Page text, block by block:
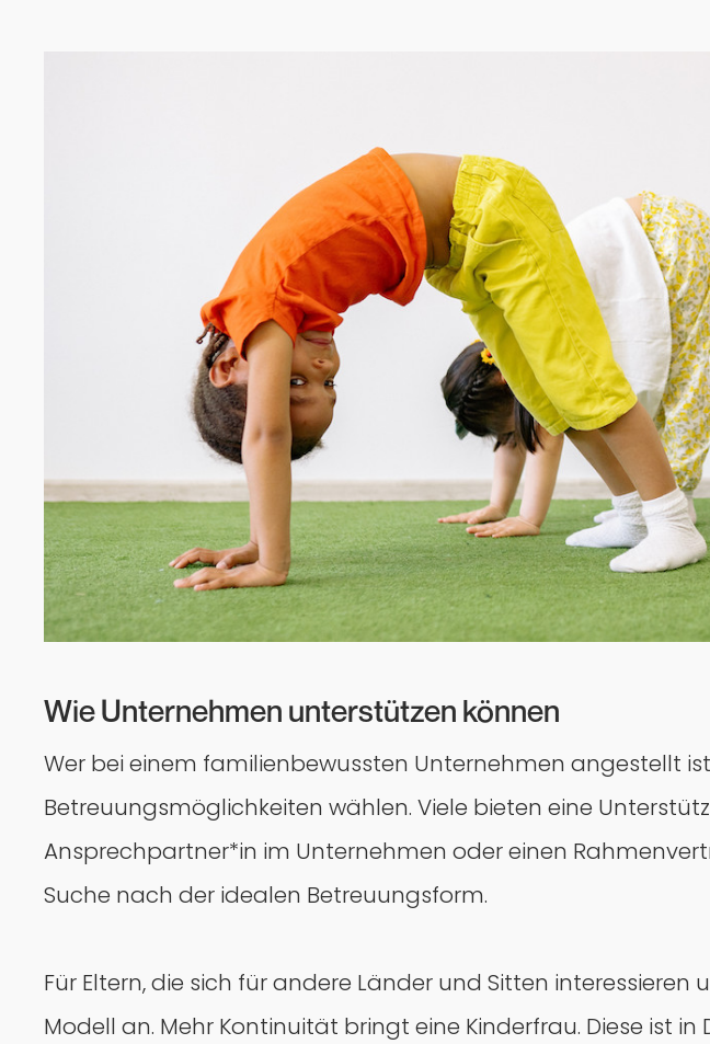
Wie Unternehmen unterstützen können
Wer bei einem familienbewussten Unternehmen angestellt
Betreuungsmöglichkeiten wählen. Viele bieten eine
Ansprechpartner*in im Unternehmen oder einen
Suche nach der idealen Betreuungsform.
Für Eltern, die sich für andere Länder und Sitten
Modell an. Mehr Kontinuität bringt eine Kinderfrau. Diese ist